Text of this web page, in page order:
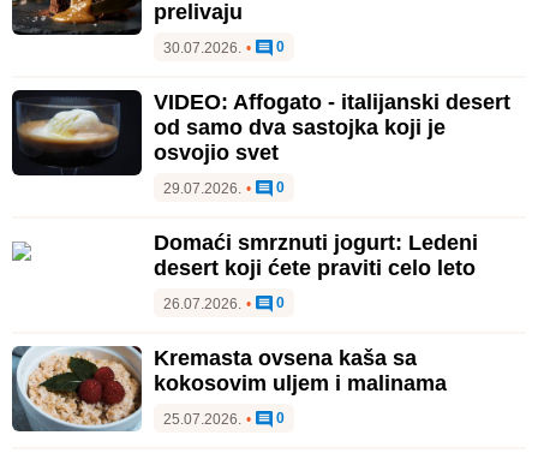
prelivaju
30.07.2026. • 0
VIDEO: Affogato - italijanski desert
od samo dva sastojka koji je
osvojio svet
29.07.2026. • 0
Domaći smrznuti jogurt: Ledeni
desert koji ćete praviti celo leto
26.07.2026. • 0
Kremasta ovsena kaša sa
kokosovim uljem i malinama
25.07.2026. • 0